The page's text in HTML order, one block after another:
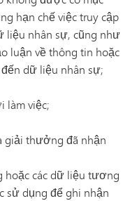
hạn chế việc truy cập
liệu nhân sự, cũng như
luận về thông tin hoặc
dữ liệu nhân sự;
làm việc;
giải thưởng đã nhận
hoặc các dữ liệu tương
sử dụng để ghi nhận